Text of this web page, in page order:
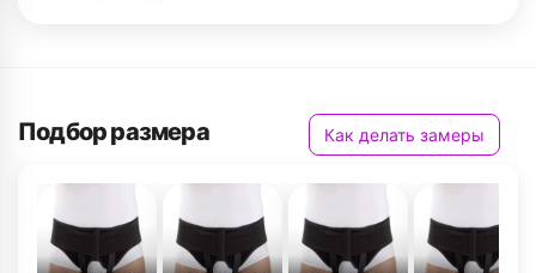
Подбор размера Как делать замеры